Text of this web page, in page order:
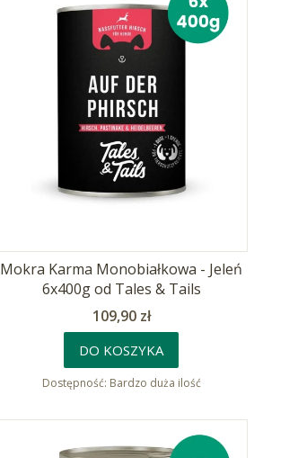
Mokra Karma Monobiałkowa - Jeleń
6x400g od Tales & Tails
Cena
109,90 zł
DO KOSZYKA
Dostępność: Bardzo duża ilość